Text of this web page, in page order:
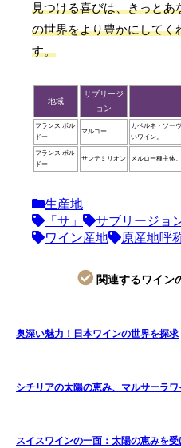
見つける喜びは、きっとあ
の世界をより豊かにしてく
す。
地域
サブリージ
ョン
フランス ボル
ドー
マルゴー
カベルネ・ソー
いワイン。
フランス ボル
ドー
サンテミリオン メルロー種主体
生産地
「サ」
サブリージョ
ワイン産地
原産地呼
関連するワイン
奥深い魅力！日本ワインの世界を探求
シチリアの太陽の恵み、マルサーラワ
スイスワインの一面：太陽の恵みを